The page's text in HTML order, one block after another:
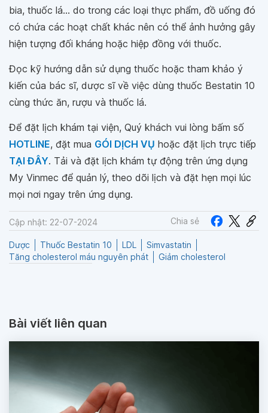
bia, thuốc lá... do trong các loại thực phẩm, đồ uống đó
có chứa các hoạt chất khác nên có thể ảnh hưởng gây
hiện tượng đối kháng hoặc hiệp đồng với thuốc.
Đọc kỹ hướng dẫn sử dụng thuốc hoặc tham khảo ý
kiến của bác sĩ, dược sĩ về việc dùng thuốc Bestatin 10
cùng thức ăn, rượu và thuốc lá.
Để đặt lịch khám tại viện, Quý khách vui lòng bấm số
HOTLINE, đặt mua GÓI DỊCH VỤ hoặc đặt lịch trực tiếp
TẠI ĐÂY. Tải và đặt lịch khám tự động trên ứng dụng
My Vinmec để quản lý, theo dõi lịch và đặt hẹn mọi lúc
mọi nơi ngay trên ứng dụng.
Cập nhật: 22-07-2024 Chia sẻ
Dược Thuốc Bestatin 10 LDL
Simvastatin
Tăng cholesterol máu nguyên phát
Giảm cholesterol
Bài viết liên quan